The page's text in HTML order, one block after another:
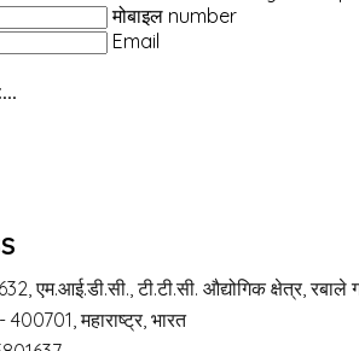
मोबाइल number
Email
एम.आई.डी.सी., टी.टी.सी. औद्योगिक क्षेत्र, रबाले
400701, महाराष्ट्र, भारत